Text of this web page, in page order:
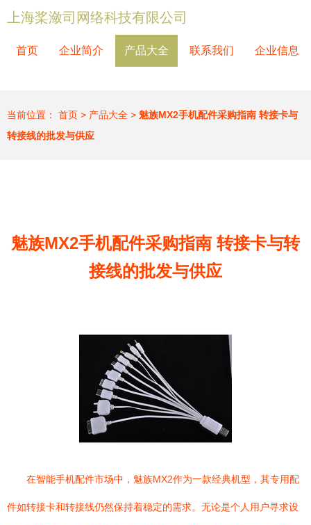
上海桨潋司网络科技有限公司
首页 企业简介 产品大全 联系我们 企业信息
当前位置： 首页 > 产品大全 > 魅族MX2手机配件采购指南 转接卡与
转接线的批发与供应
魅族MX2手机配件采购指南 转接卡与转
接线的批发与供应
在智能手机配件市场中，魅族MX2作为一款经典机型，其专用配
件如转接卡和转接线仍然保持着稳定的需求。无论是个人用户寻求设